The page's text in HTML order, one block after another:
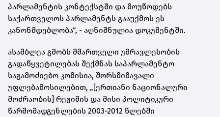
პარლამენტის კონტექსტში და მოუწოდებს
საქართველოს პარლამენტს გააუქმოს ეს
კანონმდებლობა“, - აღნიშნულია დოკუმენტში.
ასამბლეა გმობს მმართველი უმრავლესობის
გადაწყვეტილებას შექმნას საპარლამენტო
საგამოძიებო კომისია, შორსმიმავალი
უფლებამოსილებით, „[ერთიანი ნაციონალური
მოძრაობის] რეჟიმის და მისი პოლიტიკური
წარმომადგენლების 2003-2012 წლებში